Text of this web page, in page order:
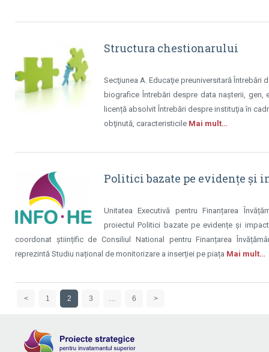
Structura chestionarului
Secţiunea A. Educaţie preuniversitară Întrebări
biografice Întrebări despre data naşterii, gen,
licență absolvit Întrebări despre instituţia în
obţinută, caracteristicile Mai mult…
Politici bazate pe evidențe și
Unitatea Executivă pentru Finanțarea
proiectul Politici bazate pe evidențe și
coordonat științific de Consiliul National pentru Finanțarea
reprezintă Studiu național de monitorizare a inserției pe piața Mai mult…
< 1 2 3 … 6 >